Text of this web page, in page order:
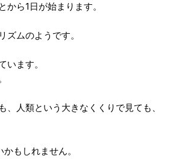
ら1日が始まります。
ズムのようです。
ます。
、人類という大きなくくりで見ても、
もしれません。